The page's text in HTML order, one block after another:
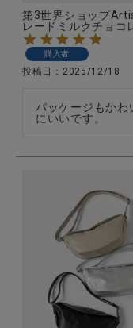
第3世界ショップ
レードミルクチョコ
購入者
投稿日 2025/12/18
パッケージもかわ
にいいです。